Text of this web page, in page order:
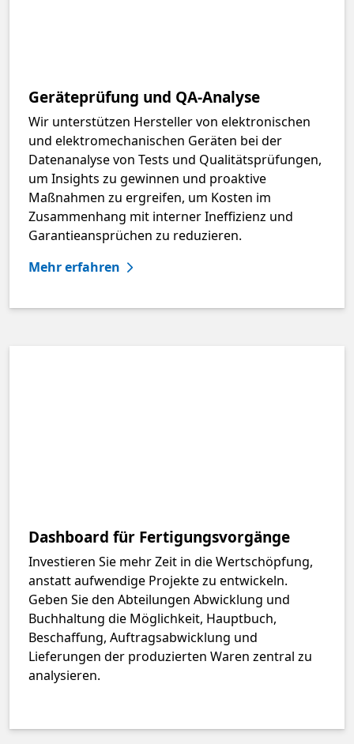
Geräteprüfung und QA-Analyse
Wir unterstützen Hersteller von elektronischen
und elektromechanischen Geräten bei der
Datenanalyse von Tests und Qualitätsprüfungen,
um Insights zu gewinnen und proaktive
Maßnahmen zu ergreifen, um Kosten im
Zusammenhang mit interner Ineffizienz und
Garantieansprüchen zu reduzieren.
Mehr erfahren
Dashboard für Fertigungsvorgänge
Investieren Sie mehr Zeit in die Wertschöpfung,
anstatt aufwendige Projekte zu entwickeln.
Geben Sie den Abteilungen Abwicklung und
Buchhaltung die Möglichkeit, Hauptbuch,
Beschaffung, Auftragsabwicklung und
Lieferungen der produzierten Waren zentral zu
analysieren.